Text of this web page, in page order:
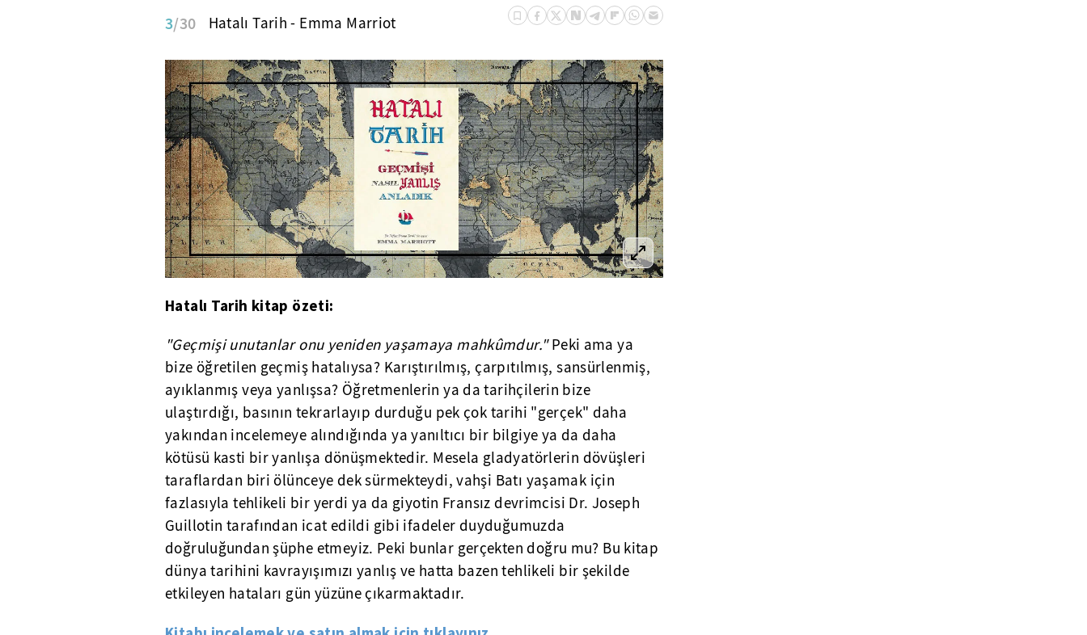
3/30 Hatalı Tarih - Emma Marriot
Hatalı Tarih kitap özeti:
"Geçmişi unutanlar onu yeniden yaşamaya mahkûmdur."Peki ama ya
bize öğretilen geçmiş hatalıysa? Karıştırılmış, çarpıtılmış, sansürlenmiş,
ayıklanmış veya yanlışsa? Öğretmenlerin ya da tarihçilerin bize
ulaştırdığı, basının tekrarlayıp durduğu pek çok tarihi "gerçek" daha
yakından incelemeye alındığında ya yanıltıcı bir bilgiye ya da daha
kötüsü kasti bir yanlışa dönüşmektedir. Mesela gladyatörlerin dövüşleri
taraflardan biri ölünceye dek sürmekteydi, vahşi Batı yaşamak için
fazlasıyla tehlikeli bir yerdi ya da giyotin Fransız devrimcisi Dr. Joseph
Guillotin tarafından icat edildi gibi ifadeler duyduğumuzda
doğruluğundan şüphe etmeyiz. Peki bunlar gerçekten doğru mu? Bu kitap
dünya tarihini kavrayışımızı yanlış ve hatta bazen tehlikeli bir şekilde
etkileyen hataları gün yüzüne çıkarmaktadır.